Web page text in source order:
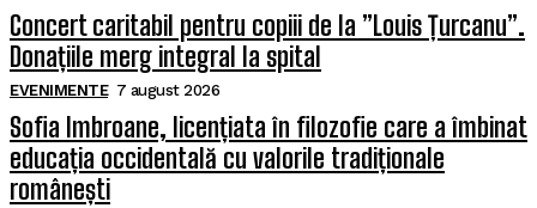
Concert caritabil pentru copiii de la ”Louis Țurcanu”.
Donațiile merg integral la spital
EVENIMENTE 7 august 2026
Sofia Imbroane, licențiata în filozofie care a îmbinat
educația occidentală cu valorile tradiționale
românești